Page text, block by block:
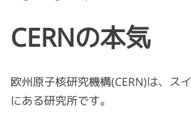
CERNの本気
欧州原子核研究機構(CERN)は、ス
にある研究所です。